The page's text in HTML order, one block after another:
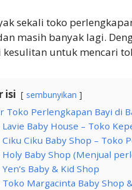
sekali toko
masih banyak lagi.
kesulitan untuk mencari
isi sembunyikan
Toko Perlengkapan Bayi di
Lavie Baby House – Toko
Ciku Ciku Baby Shop – Toko
Holy Baby Shop (Menjual
Yen’s Baby & Kid Shop
Toko Margacinta Baby Shop